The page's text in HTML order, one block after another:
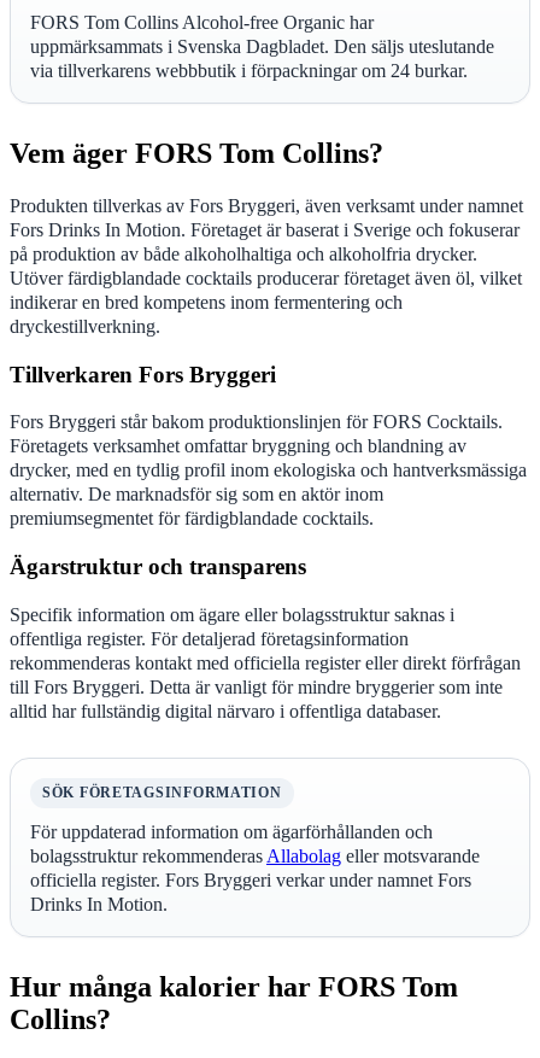
FORS Tom Collins Alcohol-free Organic har
uppmärksammats i Svenska Dagbladet. Den säljs uteslutande
via tillverkarens webbbutik i förpackningar om 24 burkar.
Vem äger FORS Tom Collins?
Produkten tillverkas av Fors Bryggeri, även verksamt under namnet
Fors Drinks In Motion. Företaget är baserat i Sverige och fokuserar
på produktion av både alkoholhaltiga och alkoholfria drycker.
Utöver färdigblandade cocktails producerar företaget även öl, vilket
indikerar en bred kompetens inom fermentering och
dryckestillverkning.
Tillverkaren Fors Bryggeri
Fors Bryggeri står bakom produktionslinjen för FORS Cocktails.
Företagets verksamhet omfattar bryggning och blandning av
drycker, med en tydlig profil inom ekologiska och hantverksmässiga
alternativ. De marknadsför sig som en aktör inom
premiumsegmentet för färdigblandade cocktails.
Ägarstruktur och transparens
Specifik information om ägare eller bolagsstruktur saknas i
offentliga register. För detaljerad företagsinformation
rekommenderas kontakt med officiella register eller direkt förfrågan
till Fors Bryggeri. Detta är vanligt för mindre bryggerier som inte
alltid har fullständig digital närvaro i offentliga databaser.
SÖK FÖRETAGSINFORMATION
För uppdaterad information om ägarförhållanden och
bolagsstruktur rekommenderas Allabolag eller motsvarande
officiella register. Fors Bryggeri verkar under namnet Fors
Drinks In Motion.
Hur många kalorier har FORS Tom
Collins?